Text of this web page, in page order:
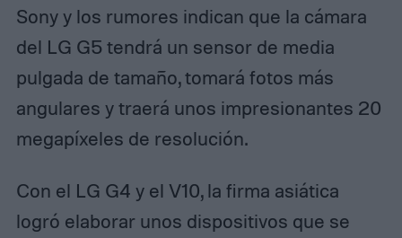
Sony y los rumores indican que la cámara
del LG G5 tendrá un sensor de media
pulgada de tamaño, tomará fotos más
angulares y traerá unos impresionantes 20
megapíxeles de resolución.
Con el LG G4 y el V10, la firma asiática
logró elaborar unos dispositivos que se